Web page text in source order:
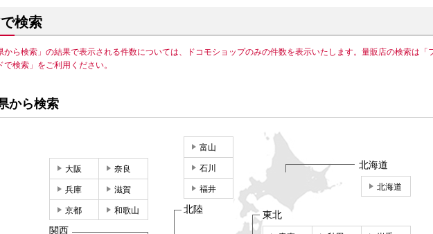
検索
から検索」の結果で表示される件数については、ドコモショップのみの件数を表示いたします。量販店の検索は「
で検索」をご利用ください。
から検索
北海道
北海道
東北
富山
石川
福井
北陸
大阪 奈良
兵庫 滋賀
京都 和歌山
関西